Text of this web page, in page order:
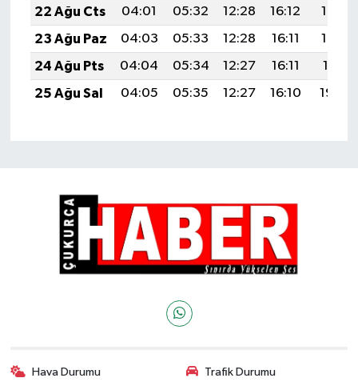
22 Ağu Cts
04:01 05:32 12:28 16:12
19:14
23 Ağu Paz
04:03 05:33 12:28 16:11
19:12
24 Ağu Pts
04:04 05:34 12:27 16:11
19:11
25 Ağu Sal
04:05 05:35 12:27 16:10 19:09
Hava Durumu Trafik Durumu